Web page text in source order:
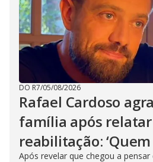
DO R7/05/08/2026
Rafael Cardoso
família após
reabilitação:
Após revelar que chegou a